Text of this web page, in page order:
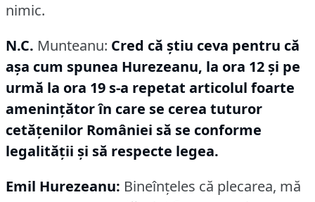
nimic.
N.C. Munteanu: Cred că ştiu ceva pentru că
aşa cum spunea Hurezeanu, la ora 12 şi pe
urmă la ora 19 s-a repetat articolul foarte
ameninţător în care se cerea tuturor
cetăţenilor României să se conforme
legalităţii şi să respecte legea.
Emil Hurezeanu: Bineînţeles că plecarea, mă